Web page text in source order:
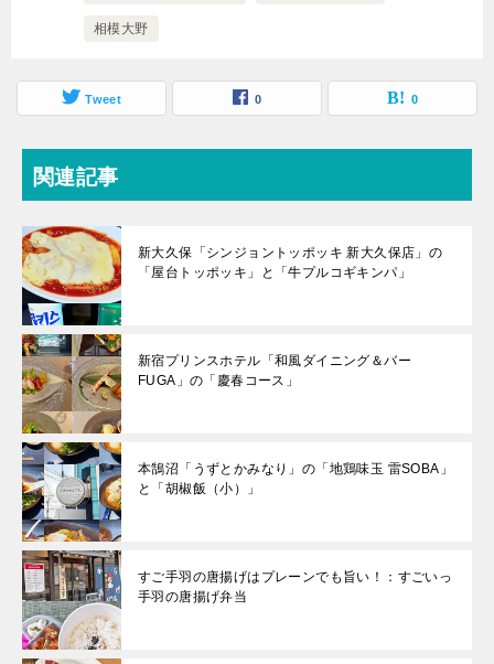
相模大野
Tweet 0 0
関連記事
新大久保「シンジョントッポッキ 新大久保店」の
「屋台トッポッキ」と「牛プルコギキンパ」
新宿プリンスホテル「和風ダイニング＆バー
FUGA」の「慶春コース」
本鵠沼「うずとかみなり」の「地鶏味玉 雷SOBA」
と「胡椒飯（小）」
すご手羽の唐揚げはプレーンでも旨い！：すごいっ
手羽の唐揚げ弁当